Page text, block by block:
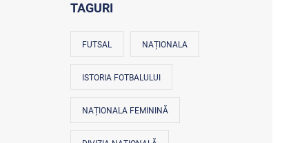
TAGURI
FUTSAL NAȚIONALA
ISTORIA FOTBALULUI
NAȚIONALA FEMININĂ